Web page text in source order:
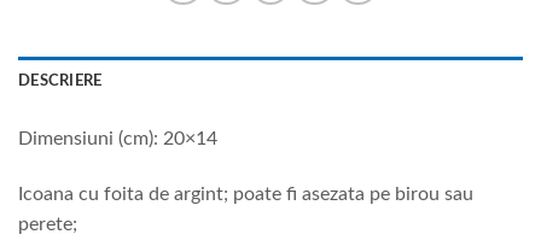
DESCRIERE
Dimensiuni (cm): 20×14
Icoana cu foita de argint; poate fi asezata pe birou sau
perete;